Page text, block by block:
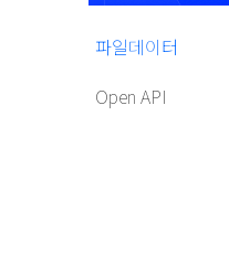
파일데이터
Open API